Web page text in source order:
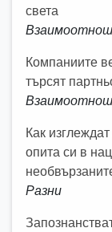
света
Компаниите
търсят
Как
опита си в
Разни